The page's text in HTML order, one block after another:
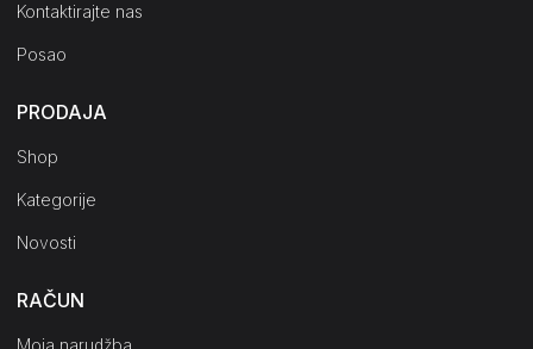
Kontaktirajte nas
Posao
PRODAJA
Shop
Kategorije
Novosti
RAČUN